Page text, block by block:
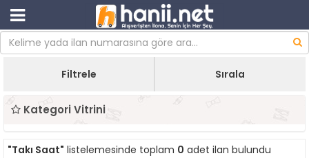
Filtrele Sırala
Kategori Vitrini
"Takı Saat" listelemesinde toplam 0 adet ilan bulundu